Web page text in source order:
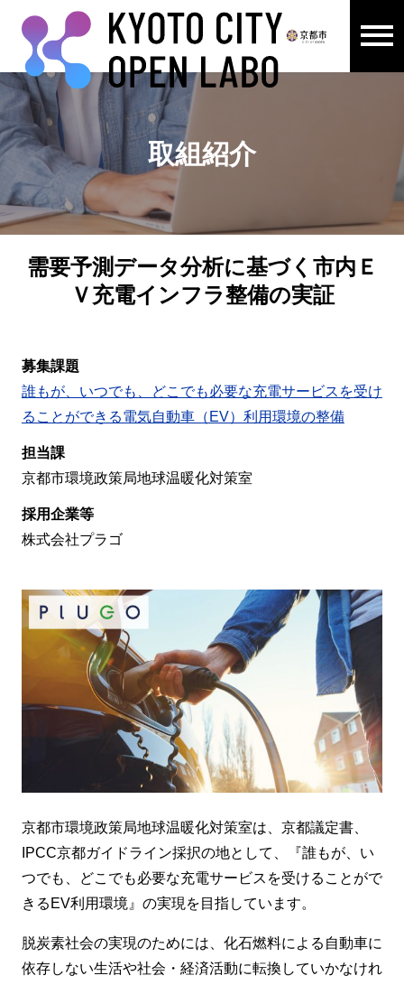
ここから本文です。
取組紹介
需要予測データ分析に基づく市内Ｅ
Ｖ充電インフラ整備の実証
募集課題
誰もが、いつでも、どこでも必要な充電サービスを受け
ることができる電気自動車（EV）利用環境の整備
担当課
京都市環境政策局地球温暖化対策室
採用企業等
株式会社プラゴ
京都市環境政策局地球温暖化対策室は、京都議定書、
IPCC京都ガイドライン採択の地として、『誰もが、い
つでも、どこでも必要な充電サービスを受けることがで
きるEV利用環境』の実現を目指しています。
脱炭素社会の実現のためには、化石燃料による自動車に
依存しない生活や社会・経済活動に転換していかなけれ